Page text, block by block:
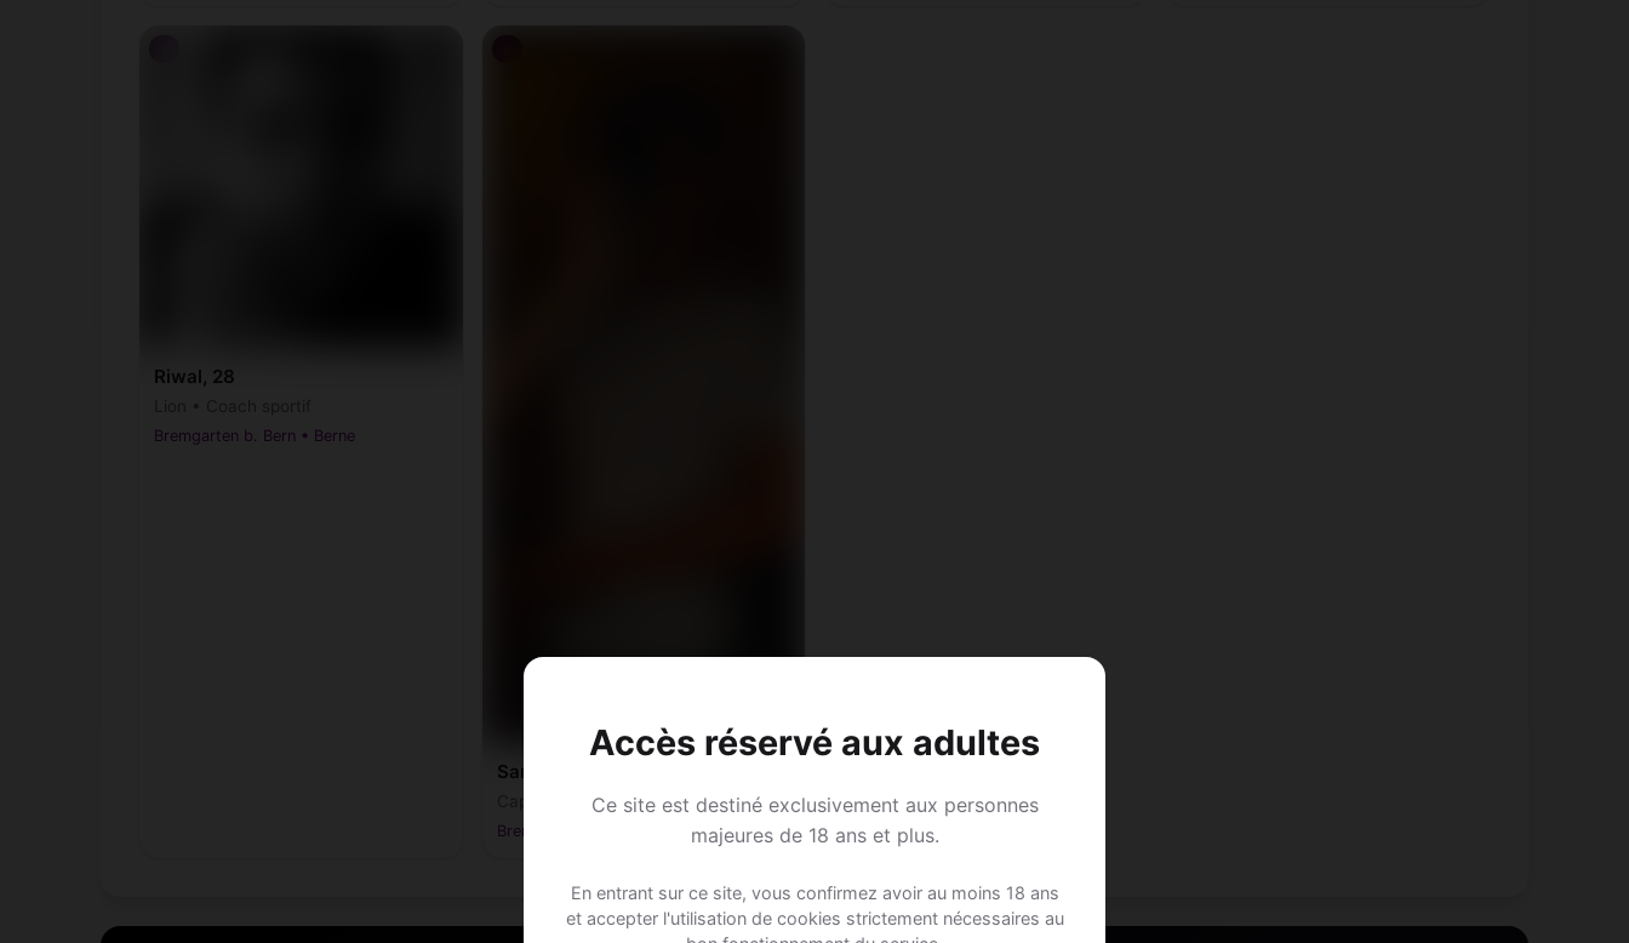
Accès réservé aux adultes
Ce site est destiné exclusivement aux personnes
majeures de 18 ans et plus.
En entrant sur ce site, vous confirmez avoir au moins 18 ans
et accepter l'utilisation de cookies strictement nécessaires au
Riwal, 28
Bremgarten b. Bern • Berne
Sandjay, 35
Capricorne • Journaliste
Bremgarten b. Bern • Berne